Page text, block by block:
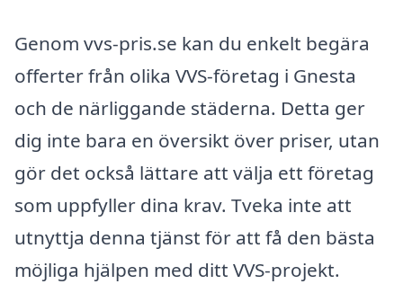
Genom vvs-pris.se kan du enkelt begära
offerter från olika VVS-företag i Gnesta
och de närliggande städerna. Detta ger
dig inte bara en översikt över priser, utan
gör det också lättare att välja ett företag
som uppfyller dina krav. Tveka inte att
utnyttja denna tjänst för att få den bästa
möjliga hjälpen med ditt VVS-projekt.